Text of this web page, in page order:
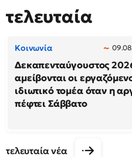
τελευταία
Κοινωνία
Δεκαπενταύγουστος
αμείβονται οι
ιδιωτικό τομέα όταν η
πέφτει Σάββατο
τελευταία νέα